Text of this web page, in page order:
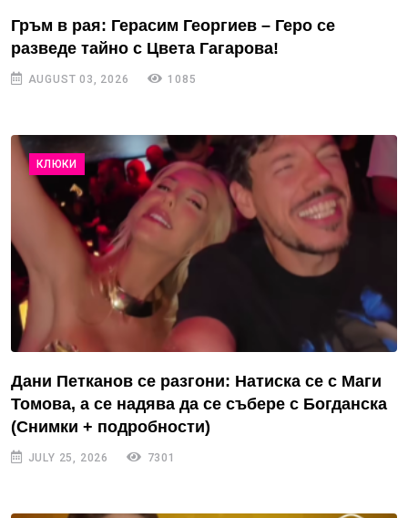
Гръм в рая: Герасим Георгиев – Геро се
разведе тайно с Цвета Гагарова!
AUGUST 03, 2026 1085
КЛЮКИ
Дани Петканов се разгони: Натиска се с Маги
Томова, а се надява да се събере с Богданска
(Снимки + подробности)
JULY 25, 2026 7301